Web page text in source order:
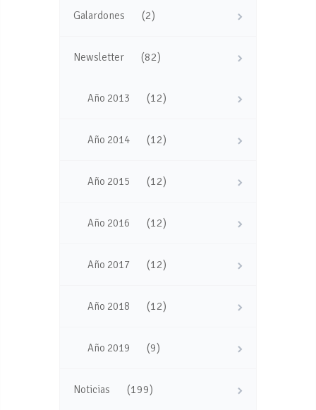
Galardones (2)
Newsletter (82)
Año 2013 (12)
Año 2014 (12)
Año 2015 (12)
Año 2016 (12)
Año 2017 (12)
Año 2018 (12)
Año 2019 (9)
Noticias (199)